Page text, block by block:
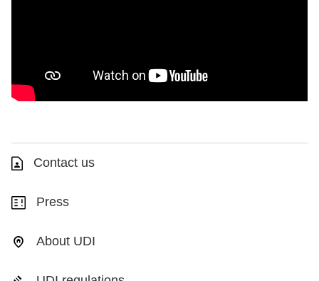
Contact us
Press
About UDI